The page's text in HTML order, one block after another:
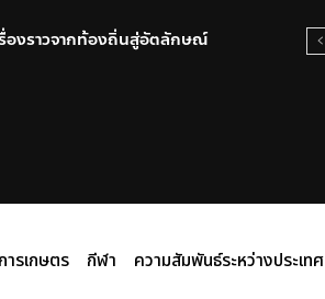
องราวจากท้องถิ่นสู่อัตลักษณ์
การเกษตร กีฬา
ความสัมพันธ์ระหว่างประเทศ